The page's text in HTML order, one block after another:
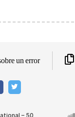
un error